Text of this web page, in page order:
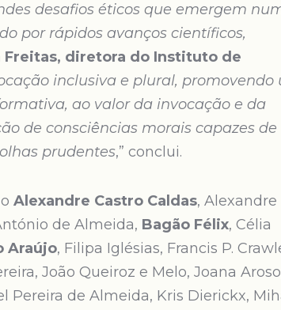
desafios éticos que emergem
por rápidos avanços científicos,
Freitas, diretora do Instituto de
inclusiva e plural, promovendo
ao valor da invocação e da
de consciências morais capazes de
prudentes,” conclui.
Alexandre Castro Caldas, Alexandre
de Almeida, Bagão Félix, Célia
Araújo, Filipa Iglésias, Francis P.
João Queiroz e Melo, Joana
Pereira de Almeida, Kris Dierickx,